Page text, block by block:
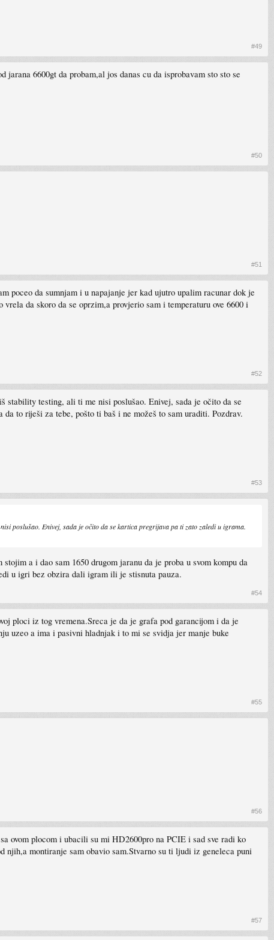
#49
6600gt da probam,al jos danas cu da isprobavam sto sto se
#50
#51
poceo da sumnjam i u napajanje jer kad ujutro upalim racunar dok je
da skoro da se oprzim,a provjerio sam i temperaturu ove 6600 i
#52
stability testing, ali ti me nisi poslušao. Enivej, sada je očito da se
to riješi za tebe, pošto ti baš i ne možeš to sam uraditi. Pozdrav.
#53
poslušao. Enivej, sada je očito da se kartica pregrijava pa ti zato zaledi u igrama.
a i dao sam 1650 drugom jaranu da je proba u svom kompu da
u igri bez obzira dali igram ili je stisnuta pauza.
#54
ploci iz tog vremena.Sreca je da je grafa pod garancijom i da je
uzeo a ima i pasivni hladnjak i to mi se svidja jer manje buke
#55
#56
ovom plocom i ubacili su mi HD2600pro na PCIE i sad sve radi ko
njih,a montiranje sam obavio sam.Stvarno su ti ljudi iz geneleca puni
#57